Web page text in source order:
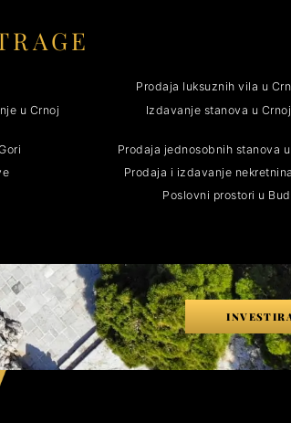
Prodaja luksuznih vila u
u Crnoj
Izdavanje stanova u
Prodaja jednosobnih stanova
Prodaja i izdavanje
Poslovni prostori u